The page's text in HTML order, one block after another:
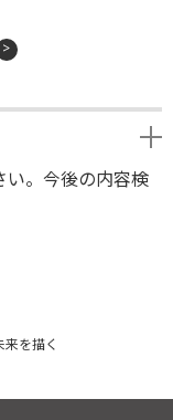
い。今後の内容検
を描く